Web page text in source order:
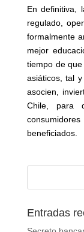
En definitiva,
regulado,
formalmente
mejor
tiempo de
asiáticos, tal
asocien,
Chile, para
beneficiados.
Entradas